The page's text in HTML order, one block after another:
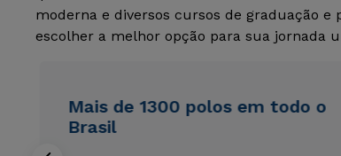
moderna e diversos cursos de graduação e
escolher a melhor opção para sua jornada
Mais de 1300 polos em todo o
Brasil